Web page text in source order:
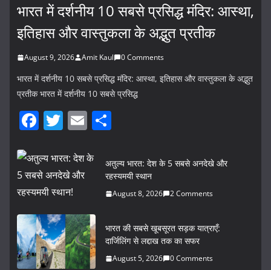
भारत में दर्शनीय 10 सबसे प्रसिद्ध मंदिर: आस्था,
इतिहास और वास्तुकला के अद्भुत प्रतीक
August 9, 2026 Amit Kaul 0 Comments
भारत में दर्शनीय 10 सबसे प्रसिद्ध मंदिर: आस्था, इतिहास और वास्तुकला के अद्भुत
प्रतीक भारत में दर्शनीय 10 सबसे प्रसिद्ध
F
c
e
b
o
o
k
T
itt
er
E
ai ar
e
अतुल्य भारत: देश के 5 सबसे अनदेखे और
रहस्यमयी स्थान
August 8, 2026 2 Comments
भारत की सबसे खूबसूरत सड़क यात्राएँ:
दार्जिलिंग से लद्दाख तक का सफर
August 5, 2026 0 Comments